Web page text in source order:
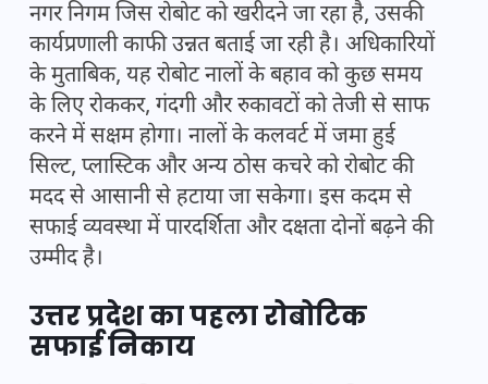
नगर निगम जिस रोबोट को खरीदने जा रहा है, उसकी
कार्यप्रणाली काफी उन्नत बताई जा रही है। अधिकारियों
के मुताबिक, यह रोबोट नालों के बहाव को कुछ समय
के लिए रोककर, गंदगी और रुकावटों को तेजी से साफ
करने में सक्षम होगा। नालों के कलवर्ट में जमा हुई
सिल्ट, प्लास्टिक और अन्य ठोस कचरे को रोबोट की
मदद से आसानी से हटाया जा सकेगा। इस कदम से
सफाई व्यवस्था में पारदर्शिता और दक्षता दोनों बढ़ने की
उम्मीद है।
उत्तर प्रदेश का पहला रोबोटिक
सफाई निकाय